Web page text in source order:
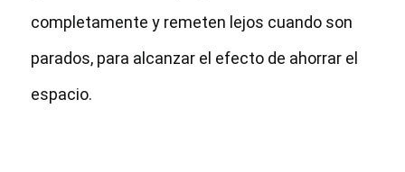
completamente y remeten lejos cuando son
parados, para alcanzar el efecto de ahorrar el
espacio.